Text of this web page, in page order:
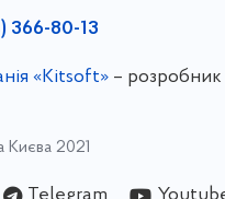
366-80-13
«Kitsoft»– розробник
Києва 2021
Telegram